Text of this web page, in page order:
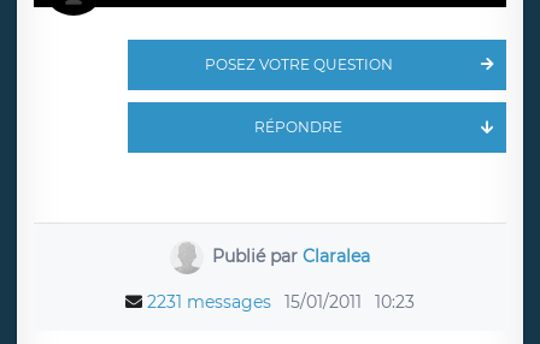
POSEZ VOTRE QUESTION
RÉPONDRE
Publié parClaralea
2231 messages 15/01/2011 10:23